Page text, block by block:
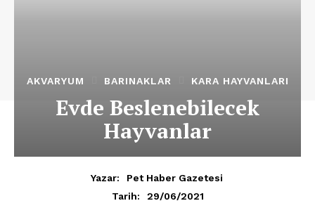
AKVARYUM BARINAKLAR KARA HAYVANLARI
Evde Beslenebilecek
Hayvanlar
Yazar:
Pet Haber Gazetesi
Tarih:
29/06/2021